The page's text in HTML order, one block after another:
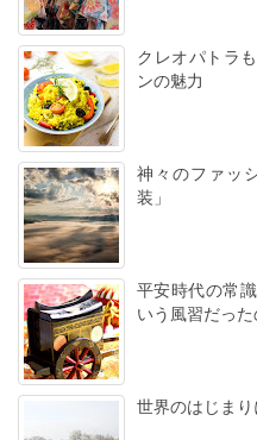
クレオパトラ
ンの魅力
神々のファッ
装」
平安時代の常
いう風習だった
世界のはじまり